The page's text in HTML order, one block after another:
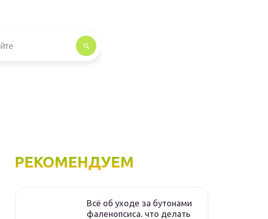
РЕКОМЕНДУЕМ
Всё об уходе за бутонами
фаленопсиса. что делать